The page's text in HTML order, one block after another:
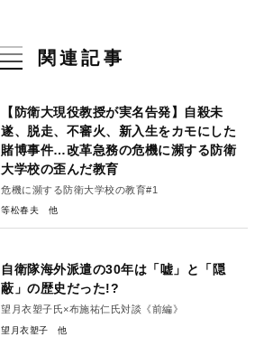
関連記事
【防衛大現役教授が実名告発】自殺未
遂、脱走、不審火、新入生をカモにした
賭博事件…改革急務の危機に瀕する防衛
大学校の歪んだ教育
危機に瀕する防衛大学校の教育#1
等松春夫
自衛隊海外派遣の30年は「嘘」と「隠
蔽」の歴史だった!?
望月衣塑子氏×布施祐仁氏対談《前編》
望月衣塑子